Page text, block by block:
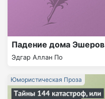
Падение дома Эшеров
Эдгар Аллан По
Юмористическая Проза